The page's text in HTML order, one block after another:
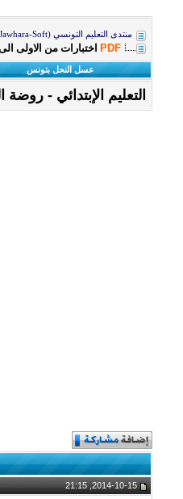
منتدى التعليم التونسي (Jawhara-Soft)
PDF اختبارات من الاولى
عسل النحل بتونس
التعليم الإبتدائي -
2014-10-15, 21:15